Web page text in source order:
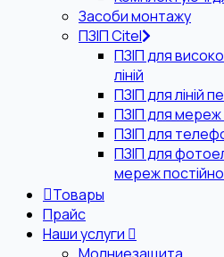
Засоби монтажу
ПЗІП Citel
ПЗІП для
ліній
ПЗІП для ліній
ПЗІП для мереж
ПЗІП для
ПЗІП для
мереж
Товары
Прайс
Наши услуги